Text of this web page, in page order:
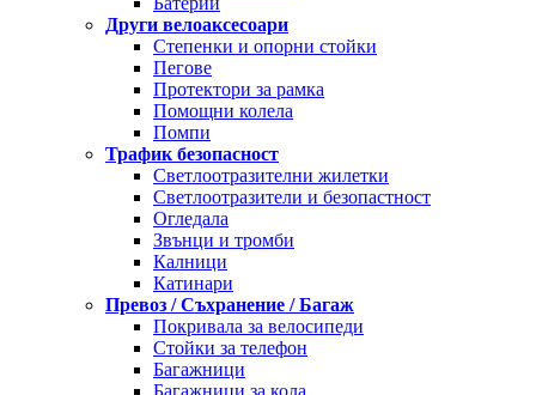
Други велоаксесоари
Степенки и опорни стойки
Пегове
Протектори за рамка
Помощни колела
Помпи
Трафик безопасност
Светлоотразителни жилетки
Светлоотразители и безопастност
Огледала
Звънци и тромби
Калници
Катинари
Превоз / Съхранение / Багаж
Покривала за велосипеди
Стойки за телефон
Багажници
Багажници за кола